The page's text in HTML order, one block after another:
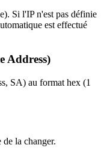
Si l'IP n'est pas définie
est effectué
Address)
SA) au format hex (1
la changer.